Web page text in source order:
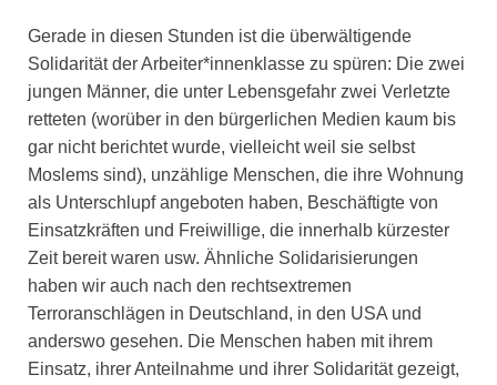
Gerade in diesen Stunden ist die überwältigende
Solidarität der Arbeiter*innenklasse zu spüren: Die zwei
jungen Männer, die unter Lebensgefahr zwei Verletzte
retteten (worüber in den bürgerlichen Medien kaum bis
gar nicht berichtet wurde, vielleicht weil sie selbst
Moslems sind), unzählige Menschen, die ihre Wohnung
als Unterschlupf angeboten haben, Beschäftigte von
Einsatzkräften und Freiwillige, die innerhalb kürzester
Zeit bereit waren usw. Ähnliche Solidarisierungen
haben wir auch nach den rechtsextremen
Terroranschlägen in Deutschland, in den USA und
anderswo gesehen. Die Menschen haben mit ihrem
Einsatz, ihrer Anteilnahme und ihrer Solidarität gezeigt,